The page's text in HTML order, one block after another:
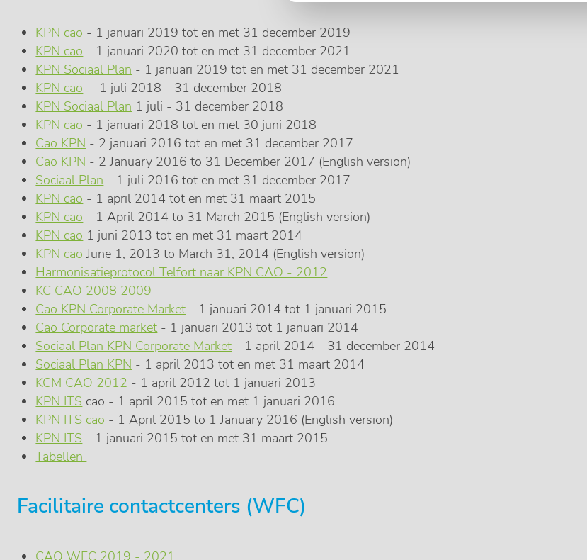
KPN cao - 1 januari 2019 tot en met 31 december 2019
KPN cao - 1 januari 2020 tot en met 31 december 2021
KPN Sociaal Plan - 1 januari 2019 tot en met 31 december 2021
KPN cao - 1 juli 2018 - 31 december 2018
KPN Sociaal Plan 1 juli - 31 december 2018
KPN cao - 1 januari 2018 tot en met 30 juni 2018
Cao KPN - 2 januari 2016 tot en met 31 december 2017
Cao KPN - 2 January 2016 to 31 December 2017 (English version)
Sociaal Plan - 1 juli 2016 tot en met 31 december 2017
KPN cao - 1 april 2014 tot en met 31 maart 2015
KPN cao - 1 April 2014 to 31 March 2015 (English version)
KPN cao 1 juni 2013 tot en met 31 maart 2014
KPN cao June 1, 2013 to March 31, 2014 (English version)
Harmonisatieprotocol Telfort naar KPN CAO - 2012
KC CAO 2008 2009
Cao KPN Corporate Market - 1 januari 2014 tot 1 januari 2015
Cao Corporate market - 1 januari 2013 tot 1 januari 2014
Sociaal Plan KPN Corporate Market - 1 april 2014 - 31 december 2014
Sociaal Plan KPN - 1 april 2013 tot en met 31 maart 2014
KCM CAO 2012 - 1 april 2012 tot 1 januari 2013
KPN ITS cao - 1 april 2015 tot en met 1 januari 2016
KPN ITS cao - 1 April 2015 to 1 January 2016 (English version)
KPN ITS - 1 januari 2015 tot en met 31 maart 2015
Tabellen
Facilitaire contactcenters (WFC)
CAO WFC 2019 - 2021